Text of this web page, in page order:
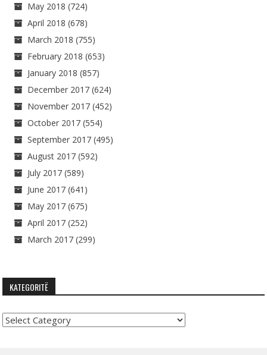
May 2018 (724)
April 2018 (678)
March 2018 (755)
February 2018 (653)
January 2018 (857)
December 2017 (624)
November 2017 (452)
October 2017 (554)
September 2017 (495)
August 2017 (592)
July 2017 (589)
June 2017 (641)
May 2017 (675)
April 2017 (252)
March 2017 (299)
KATEGORITË
Kategoritë